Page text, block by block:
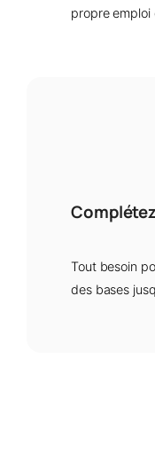
propre emploi
Tout besoin
des bases